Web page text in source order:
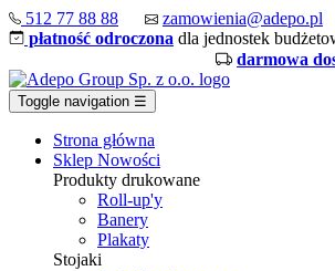
512 77 88 88
zamowienia@adepo.pl
płatność odroczona dla jednostek
darmowa
Toggle navigation ☰
Strona główna
Sklep Nowości
Produkty drukowane
Roll-up'y
Banery
Plakaty
Stojaki